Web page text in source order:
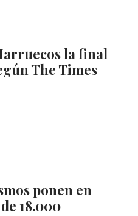
la final
The Times
ponen en
18.000